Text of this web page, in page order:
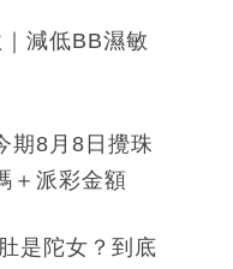
減低BB濕敏
期8月8日攪珠
＋派彩金額
是陀女？到底